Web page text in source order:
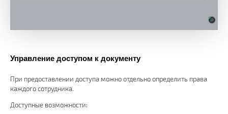
Управление доступом к документу
При предоставлении доступа можно отдельно определить права
каждого сотрудника.
Доступные возможности: